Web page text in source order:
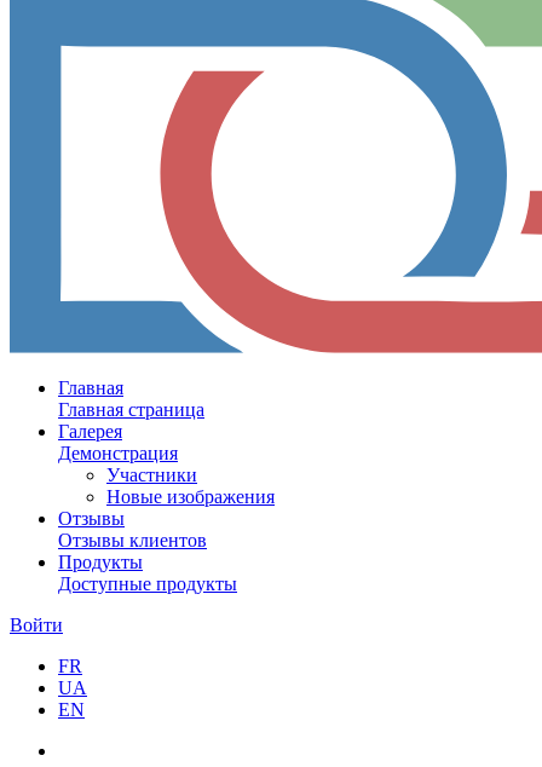
Главная
Главная страница
Галерея
Демонстрация
Участники
Новые изображения
Отзывы
Отзывы клиентов
Продукты
Доступные продукты
Войти
FR
UA
EN